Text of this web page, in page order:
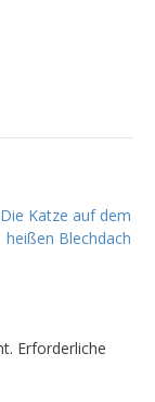
Die Katze auf dem
heißen Blechdach
Erforderliche